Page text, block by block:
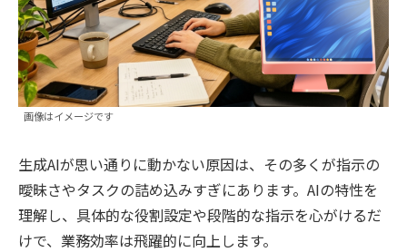
画像はイメージです
生成AIが思い通りに動かない原因は、その多くが指示の
曖昧さやタスクの詰め込みすぎにあります。AIの特性を
理解し、具体的な役割設定や段階的な指示を心がけるだ
けで、業務効率は飛躍的に向上します。